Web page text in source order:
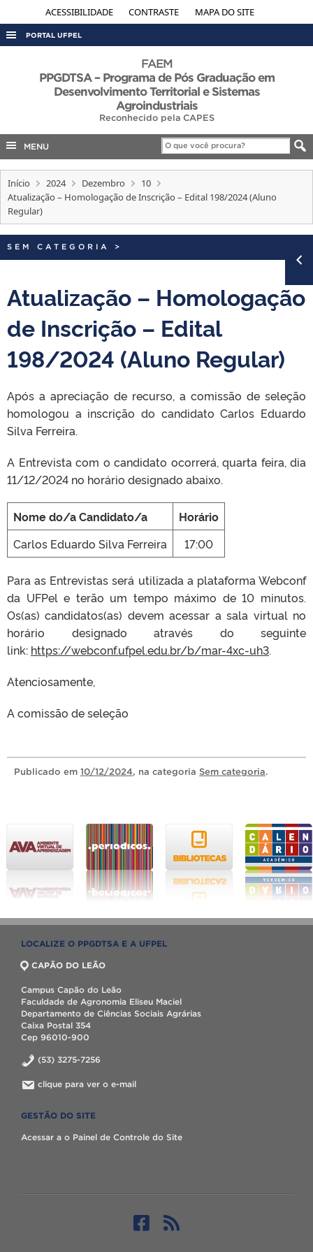
ACESSIBILIDADE CONTRASTE MAPA DO SITE
PORTAL UFPEL
AUDITORIA
OUVIDORIA
PORTARIAS
TELEFONES
FAEM
PPGDTSA – Programa de Pós Graduação em
Desenvolvimento Territorial e Sistemas
Agroindustriais
Reconhecido pela CAPES
MENU
Início 2024 Dezembro
10
Atualização – Homologação de Inscrição – Edital 198/2024 (Aluno
Regular)
SEM CATEGORIA >
Atualização – Homologação
de Inscrição – Edital
198/2024 (Aluno Regular)
Após a apreciação de recurso, a comissão de seleção
homologou a inscrição do candidato Carlos Eduardo
Silva Ferreira.
A Entrevista com o candidato ocorrerá, quarta feira, dia
11/12/2024 no horário designado abaixo.
Nome do/a Candidato/a
Horário
Carlos Eduardo Silva Ferreira
17:00
Para as Entrevistas será utilizada a plataforma Webconf
da UFPel e terão um tempo máximo de 10 minutos.
Os(as) candidatos(as) devem acessar a sala virtual no
horário designado através do seguinte
link: https://webconf.ufpel.edu.br/b/mar-4xc-uh3.
Atenciosamente,
A comissão de seleção
Publicado em 10/12/2024, na categoria Sem categoria.
LOCALIZE O PPGDTSA E A UFPEL
CAPÃO DO LEÃO
Campus Capão do Leão
Faculdade de Agronomia Eliseu Maciel
Departamento de Ciências Sociais Agrárias
Caixa Postal 354
Cep 96010-900
(53) 3275-7256
clique para ver o e-mail
GESTÃO DO SITE
Acessar a o Painel de Controle do Site